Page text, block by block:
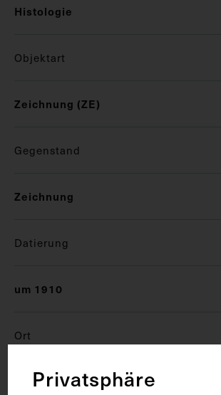
Histologie
Objektart
Zeichnung (ZE)
Gegenstand
Zeichnung
Datierung
um 1910
Ort
WienPrivatsphäre